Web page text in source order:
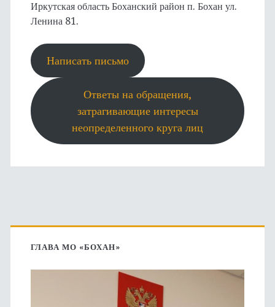
Иркутская область Боханский район п. Бохан ул.
Ленина 81.
Написать письмо
Ответы на обращения,
затрагивающие интересы
неопределенного круга лиц
Основная
боковая
ГЛАВА МО «БОХАН»